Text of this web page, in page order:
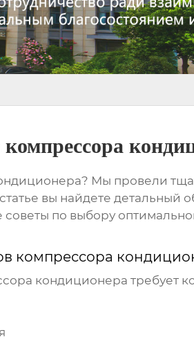
? Мы провели
вы найдете детальный
по выбору
компрессора
кондиционера требует